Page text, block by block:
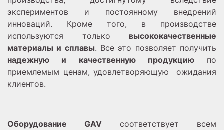
экспериментов и постоянному внедрений
инноваций. Кроме того, в производстве
используются только высококачественные
материалы и сплавы. Все это позволяет получить
надежную и качественную продукциюпо
приемлемым ценам, удовлетворяющую ожидания
клиентов.
Оборудование GAV соответствует всем